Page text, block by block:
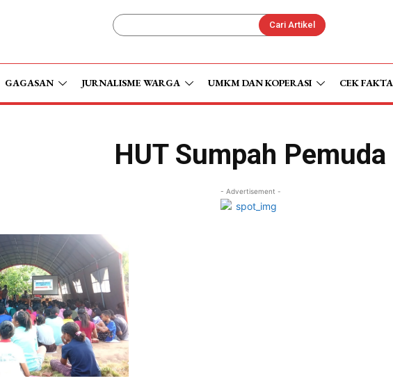
Cari Artikel
GAGASAN JURNALISME WARGA UMKM DAN KOPERASI CEK FAKTA
HUT Sumpah Pemuda
- Advertisement -